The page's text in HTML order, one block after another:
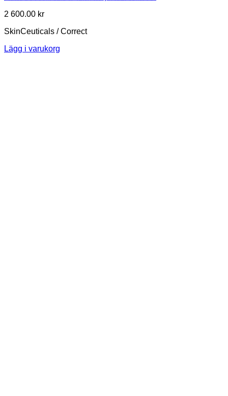
2 600.00 kr
SkinCeuticals / Correct
Lägg i varukorg